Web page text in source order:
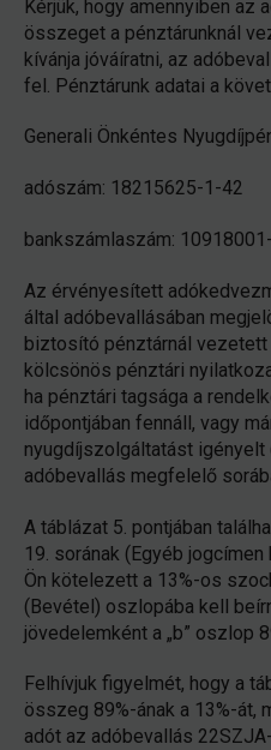
Kérjük, hogy amennyiben az
összeget a pénztárunknál
kívánja jóváíratni, az
fel. Pénztárunk adatai a
Generali Önkéntes
adószám: 18215625-1-42
bankszámlaszám:
Az érvényesített
által adóbevallásában
biztosító pénztárnál vezetett
kölcsönös pénztári
ha pénztári tagsága a
időpontjában fennáll, vagy
nyugdíjszolgáltatást
adóbevallás megfelelő
A táblázat 5. pontjában
19. sorának (Egyéb
Ön kötelezett a 13%-os
(Bevétel) oszlopába kell
jövedelemként a „b” oszlop
Felhívjuk figyelmét, hogy a
összeg 89%-ának a 13%-át,
adót az adóbevallás